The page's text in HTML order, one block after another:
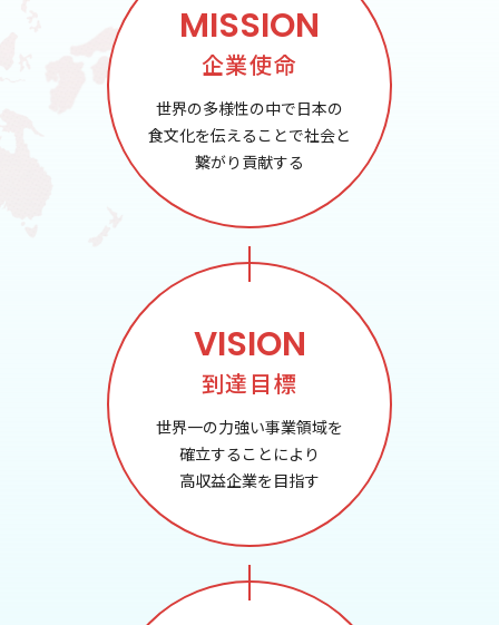
MISSION
企業使命
世界の多様性の中で日本の
食文化を伝えることで社会と
繋がり 貢献する
VISION
到達目標
世界一の力強い事業領域を
確立することにより
高収益企業を目指す